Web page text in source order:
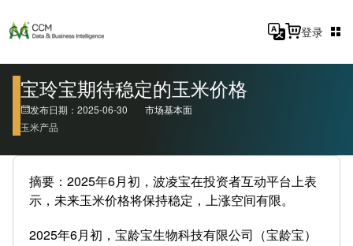
登录
宝玲宝期待稳定的玉米价格
发布日期：2025-06-30
市场基本面
玉米产品
摘要：2025年6月初，波凌宝在投资者互动平台上表
示，未来玉米价格将保持稳定，上涨空间有限。
2025年6月初，宝龄宝生物科技有限公司（宝龄宝）